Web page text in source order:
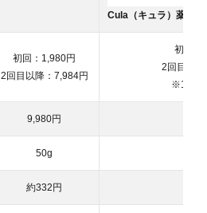
Cula（キュラ） 薬用ホ
初回：1,980円
2回目以降：7,984円
初回：
2回目以
※1世帯
9,980円
50g
約332円